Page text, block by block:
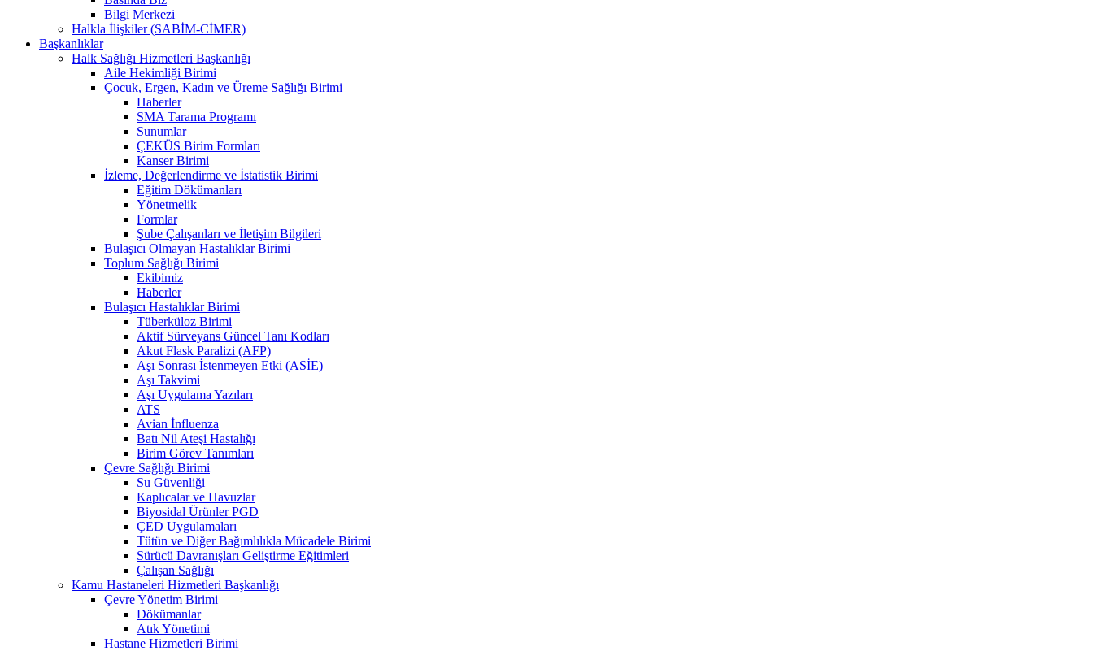
Bilgi Merkezi
Halkla İlişkiler (SABİM-CİMER)
Başkanlıklar
Halk Sağlığı Hizmetleri Başkanlığı
Aile Hekimliği Birimi
Çocuk, Ergen, Kadın ve Üreme Sağlığı Birimi
Haberler
SMA Tarama Programı
Sunumlar
ÇEKÜS Birim Formları
Kanser Birimi
İzleme, Değerlendirme ve İstatistik Birimi
Eğitim Dökümanları
Yönetmelik
Formlar
Şube Çalışanları ve İletişim Bilgileri
Bulaşıcı Olmayan Hastalıklar Birimi
Toplum Sağlığı Birimi
Ekibimiz
Haberler
Bulaşıcı Hastalıklar Birimi
Tüberküloz Birimi
Aktif Sürveyans Güncel Tanı Kodları
Akut Flask Paralizi (AFP)
Aşı Sonrası İstenmeyen Etki (ASİE)
Aşı Takvimi
Aşı Uygulama Yazıları
ATS
Avian İnfluenza
Batı Nil Ateşi Hastalığı
Birim Görev Tanımları
Çevre Sağlığı Birimi
Su Güvenliği
Kaplıcalar ve Havuzlar
Biyosidal Ürünler PGD
ÇED Uygulamaları
Tütün ve Diğer Bağımlılıkla Mücadele Birimi
Sürücü Davranışları Geliştirme Eğitimleri
Çalışan Sağlığı
Kamu Hastaneleri Hizmetleri Başkanlığı
Çevre Yönetim Birimi
Dökümanlar
Atık Yönetimi
Hastane Hizmetleri Birimi